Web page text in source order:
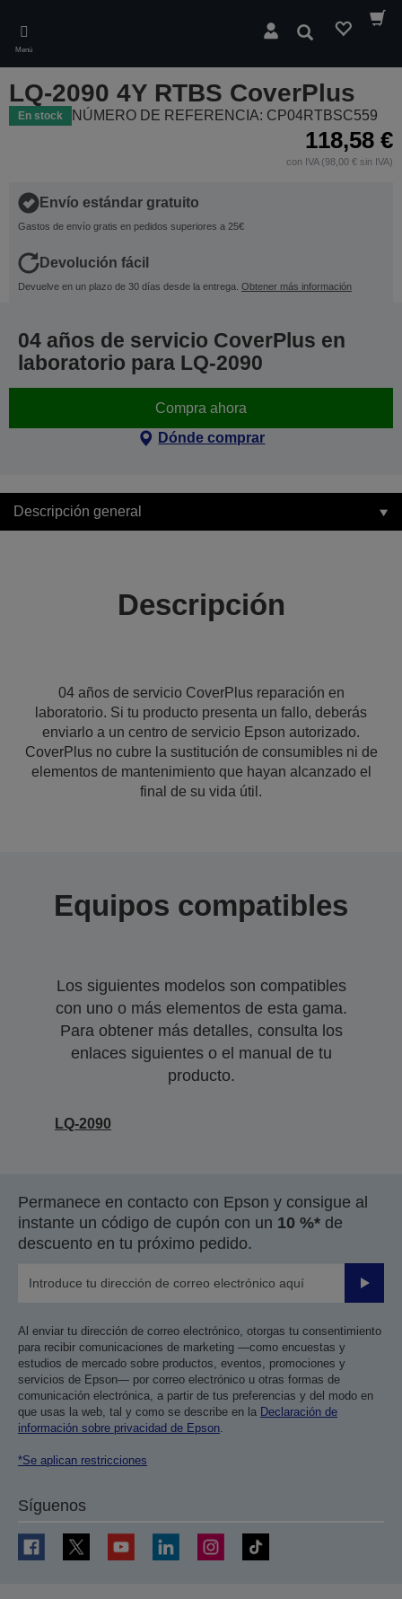
main
content
Menú
Buscar
LQ-2090 4Y RTBS CoverPlus
En stock NÚMERO DE REFERENCIA: CP04RTBSC559
118,58 €
con IVA (98,00 € sin IVA)
Envío estándar gratuito
Gastos de envío gratis en pedidos superiores a 25€
Devolución fácil
Devuelve en un plazo de 30 días desde la entrega. Obtener más información
04 años de servicio CoverPlus en
laboratorio para LQ-2090
Compra ahora
Dónde comprar
Descripción general
Descripción
04 años de servicio CoverPlus reparación en
laboratorio. Si tu producto presenta un fallo, deberás
enviarlo a un centro de servicio Epson autorizado.
CoverPlus no cubre la sustitución de consumibles ni de
elementos de mantenimiento que hayan alcanzado el
final de su vida útil.
Equipos compatibles
Los siguientes modelos son compatibles
con uno o más elementos de esta gama.
Para obtener más detalles, consulta los
enlaces siguientes o el manual de tu
producto.
LQ-2090
Permanece en contacto con Epson y consigue al
instante un código de cupón con un 10 %* de
descuento en tu próximo pedido.
Enviar
Al enviar tu dirección de correo electrónico, otorgas tu consentimiento
para recibir comunicaciones de marketing —como encuestas y
estudios de mercado sobre productos, eventos, promociones y
servicios de Epson— por correo electrónico u otras formas de
comunicación electrónica, a partir de tus preferencias y del modo en
que usas la web, tal y como se describe en la Declaración de
información sobre privacidad de Epson.
*Se aplican restricciones
Síguenos